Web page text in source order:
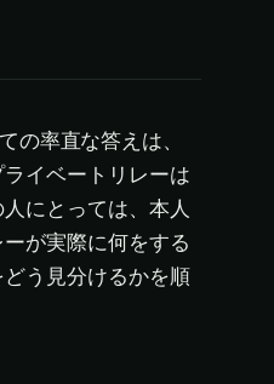
の率直な答えは、
イベートリレーは
にとっては、本人
が実際に何をする
う見分けるかを順